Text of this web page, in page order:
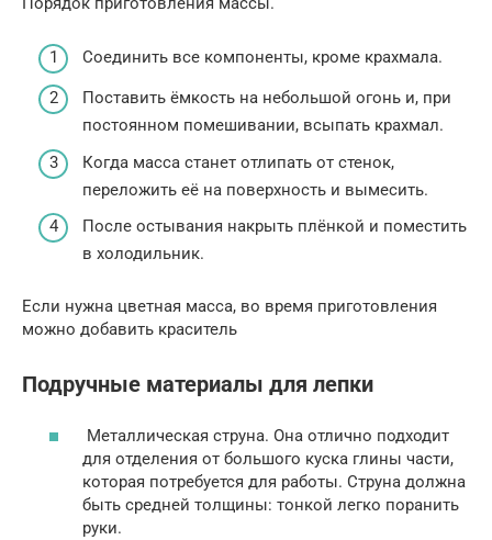
Соединить все компоненты, кроме крахмала.
Поставить ёмкость на небольшой огонь и, при
постоянном помешивании, всыпать крахмал.
Когда масса станет отлипать от стенок,
переложить её на поверхность и вымесить.
После остывания накрыть плёнкой и поместить
в холодильник.
Если нужна цветная масса, во время приготовления
можно добавить краситель
Подручные материалы для лепки
Металлическая струна. Она отлично подходит
для отделения от большого куска глины части,
которая потребуется для работы. Струна должна
быть средней толщины: тонкой легко поранить
руки.